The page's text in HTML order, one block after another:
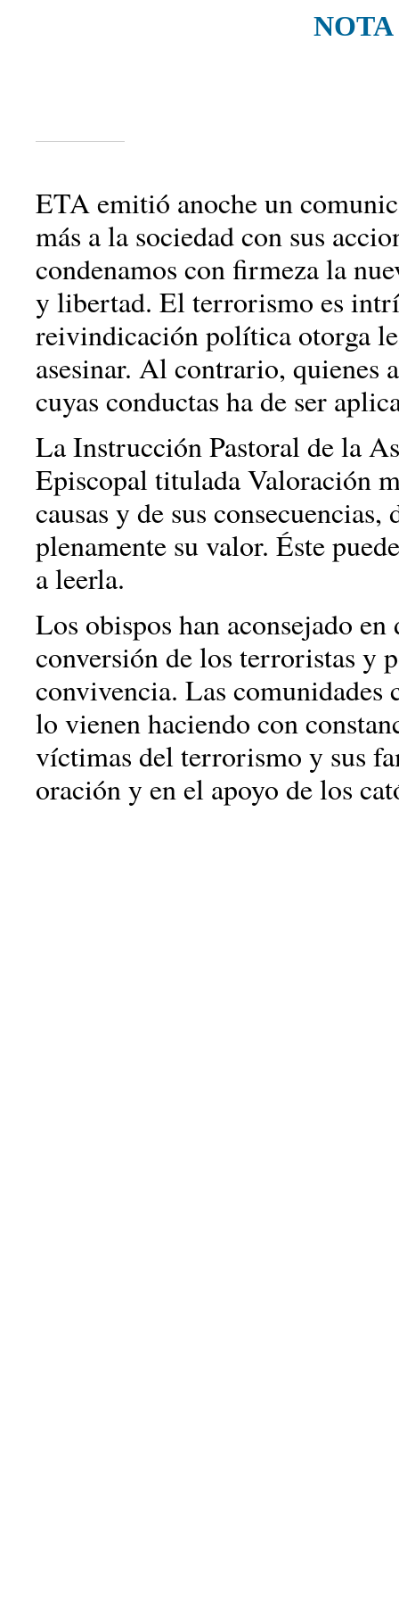
NOTA
ETA emitió anoche un
más a la sociedad con sus
condenamos con firmeza la
y libertad. El terrorismo es
reivindicación política otorga
asesinar. Al contrario, quienes
cuyas conductas ha de ser
La Instrucción Pastoral de la
Episcopal titulada Valoración
causas y de sus
plenamente su valor. Éste
a leerla.
Los obispos han aconsejado
conversión de los terroristas y
convivencia. Las
lo vienen haciendo con
víctimas del terrorismo y sus
oración y en el apoyo de los